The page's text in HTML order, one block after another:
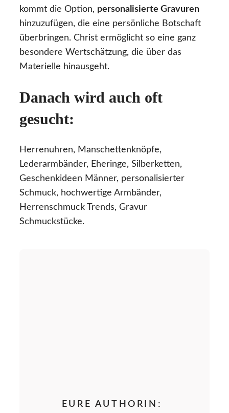
kommt die Option, personalisierte Gravuren
hinzuzufügen, die eine persönliche Botschaft
überbringen. Christ ermöglicht so eine ganz
besondere Wertschätzung, die über das
Materielle hinausgeht.
Danach wird auch oft
gesucht:
Herrenuhren, Manschettenknöpfe,
Lederarmbänder, Eheringe, Silberketten,
Geschenkideen Männer, personalisierter
Schmuck, hochwertige Armbänder,
Herrenschmuck Trends, Gravur
Schmuckstücke.
EURE AUTHORIN: